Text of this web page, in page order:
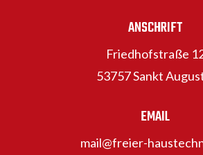
ANSCHRIFT
Friedhofstraße
53757 Sankt
EMAIL
mail@freier-